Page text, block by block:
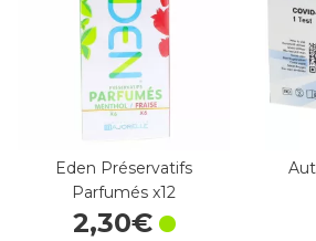
Eden Préservatifs
Parfumés x12
2,30€